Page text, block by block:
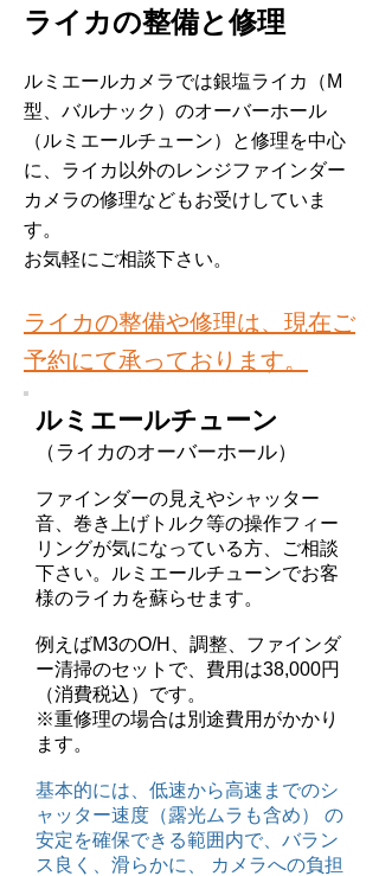
ライカの整備と修理
ルミエールカメラでは銀塩ライカ（M
型、バルナック）のオーバーホール
（ルミエールチューン）と修理を中心
に、ライカ以外のレンジファインダー
カメラの修理などもお受けしていま
す。
お気軽にご相談下さい。
ライカの整備や修理は、現在ご
予約にて承っております。
ルミエールチューン
（ライカのオーバーホール）
ファインダーの見えやシャッター
音、巻き上げトルク等の操作フィー
リングが気になっている方、ご相談
下さい。ルミエールチューンでお客
様のライカを蘇らせます。
例えばM3のO/H、調整、ファインダ
ー清掃のセットで、費用は38,000円
（消費税込）です。
※重修理の場合は別途費用がかかり
ます。
基本的には、低速から高速までのシ
ャッター速度（露光ムラも含め） の
安定を確保できる範囲内で、バラン
ス良く、滑らかに、 カメラへの負担